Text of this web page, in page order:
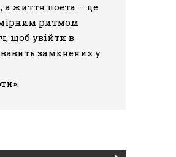
а життя поета – це
мірним ритмом
щоб увійти в
замкнених у
.